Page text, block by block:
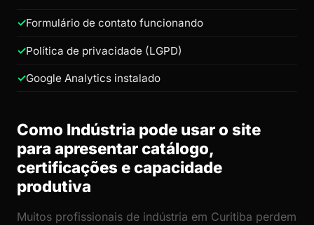
Formulário de contato funcionando
Política de privacidade (LGPD)
Google Analytics instalado
Como Indústria pode usar o site
para apresentar catálogo,
certificações e capacidade
produtiva
Muitos profissionais de indústria em Curitiba perdem